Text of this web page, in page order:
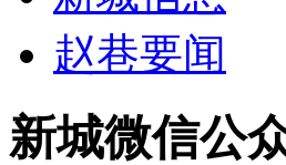
赵巷要闻
新城微信公